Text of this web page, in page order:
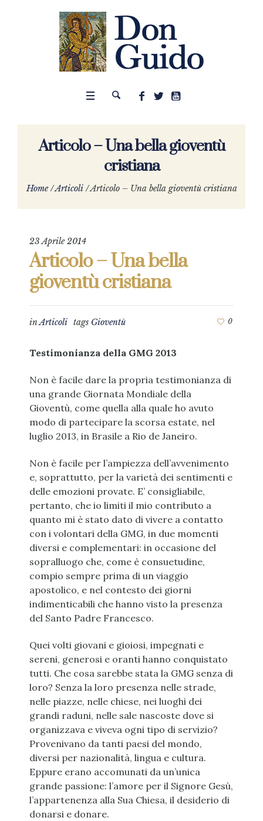
Articolo – Una bella gioventù
cristiana
Home /Articoli /Articolo – Una bella gioventù cristiana
23 Aprile 2014
Articolo – Una bella
gioventù cristiana
inArticoli tags Gioventù 0
Testimonianza della GMG 2013
Non è facile dare la propria testimonianza di
una grande Giornata Mondiale della
Gioventù, come quella alla quale ho avuto
modo di partecipare la scorsa estate, nel
luglio 2013, in Brasile a Rio de Janeiro.
Non è facile per l’ampiezza dell’avvenimento
e, soprattutto, per la varietà dei sentimenti e
delle emozioni provate. E’ consigliabile,
pertanto, che io limiti il mio contributo a
quanto mi è stato dato di vivere a contatto
con i volontari della GMG, in due momenti
diversi e complementari: in occasione del
sopralluogo che, come è consuetudine,
compio sempre prima di un viaggio
apostolico, e nel contesto dei giorni
indimenticabili che hanno visto la presenza
del Santo Padre Francesco.
Quei volti giovani e gioiosi, impegnati e
sereni, generosi e oranti hanno conquistato
tutti. Che cosa sarebbe stata la GMG senza di
loro? Senza la loro presenza nelle strade,
nelle piazze, nelle chiese, nei luoghi dei
grandi raduni, nelle sale nascoste dove si
organizzava e viveva ogni tipo di servizio?
Provenivano da tanti paesi del mondo,
diversi per nazionalità, lingua e cultura.
Eppure erano accomunati da un’unica
grande passione: l’amore per il Signore Gesù,
l’appartenenza alla Sua Chiesa, il desiderio di
donarsi e donare.